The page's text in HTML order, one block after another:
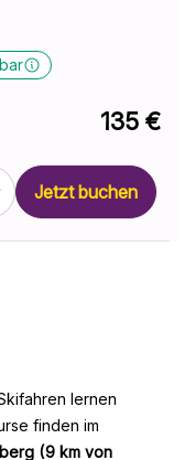
135 €
Jetzt buchen
lernen
finden im
(9 km von